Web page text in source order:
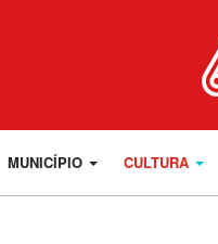
MUNICÍPIO CULTURA